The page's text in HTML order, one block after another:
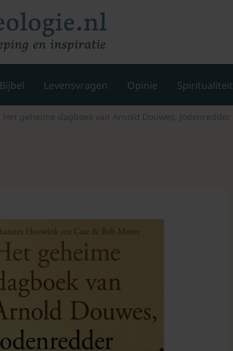
Bijbel Levensvragen Opinie Spiritualiteit
Het geheime dagboek van Arnold Douwes, Jodenredder